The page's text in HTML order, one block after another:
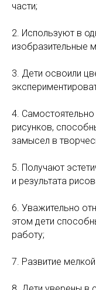
части;
2. Используют в
изобразительные
3. Дети освоили
4.
рисунков,
замысел в
5. Получают
и результата
6. Уважительно
этом дети
работу;
7. Развитие